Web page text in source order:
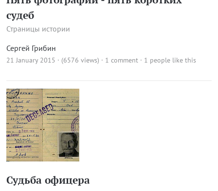
судеб
Страницы истории
Сергей Грибин
21 January 2015 · (6576 views) · 1 comment · 1 people like this
Судьба офицера